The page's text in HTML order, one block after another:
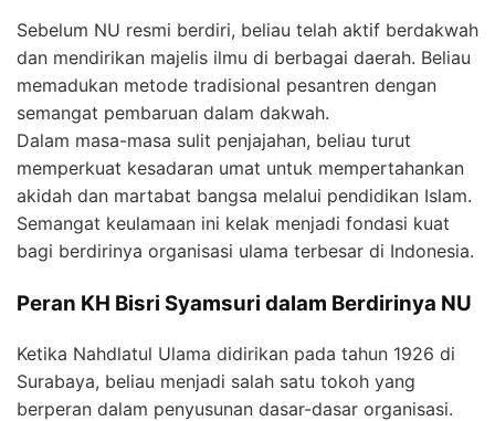
Sebelum NU resmi berdiri, beliau telah aktif berdakwah
dan mendirikan majelis ilmu di berbagai daerah. Beliau
memadukan metode tradisional pesantren dengan
semangat pembaruan dalam dakwah.
Dalam masa-masa sulit penjajahan, beliau turut
memperkuat kesadaran umat untuk mempertahankan
akidah dan martabat bangsa melalui pendidikan Islam.
Semangat keulamaan ini kelak menjadi fondasi kuat
bagi berdirinya organisasi ulama terbesar di Indonesia.
Peran KH Bisri Syamsuri dalam Berdirinya NU
Ketika Nahdlatul Ulama didirikan pada tahun 1926 di
Surabaya, beliau menjadi salah satu tokoh yang
berperan dalam penyusunan dasar-dasar organisasi.